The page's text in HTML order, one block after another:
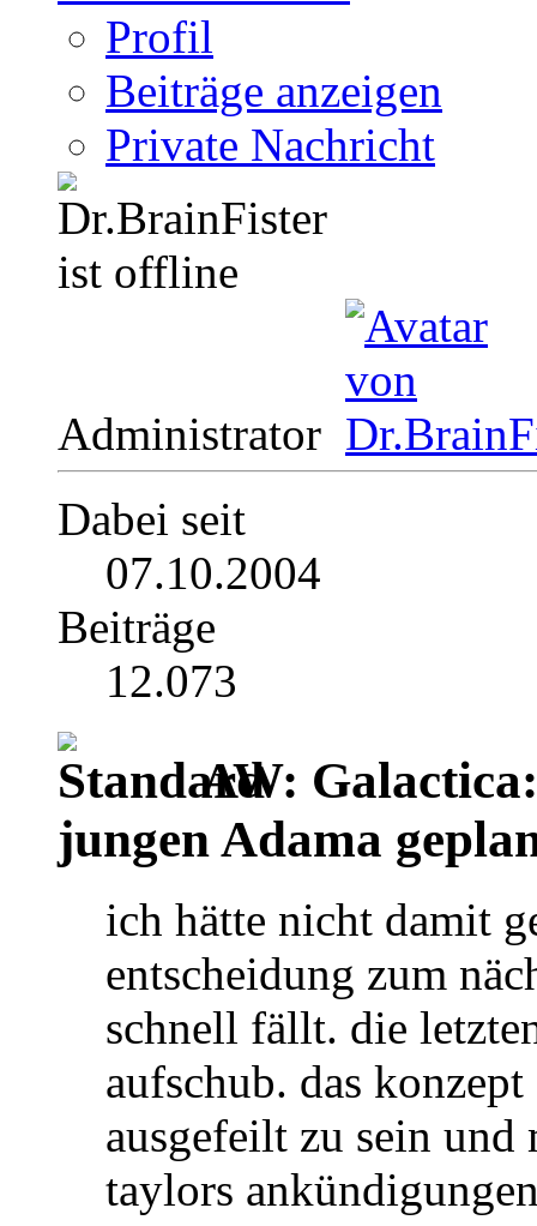
Profil
Beiträge anzeigen
Private Nachricht
Administrator
Dabei seit
07.10.2004
Beiträge
12.073
AW:
jungen Adama
ich hätte nicht damit
entscheidung zum
schnell fällt. die
aufschub. das
ausgefeilt zu sein
taylors